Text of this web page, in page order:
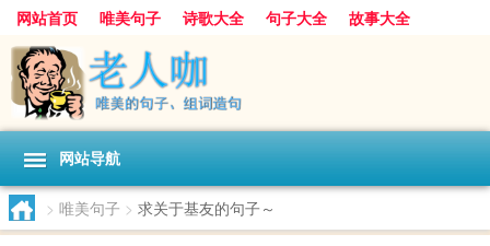
网站首页 唯美句子 诗歌大全 句子大全
故事大全
人生感悟
其他美文 美文欣赏
感人故事
句子分类
网站导航
> 唯美句子 > 求关于基友的句子～